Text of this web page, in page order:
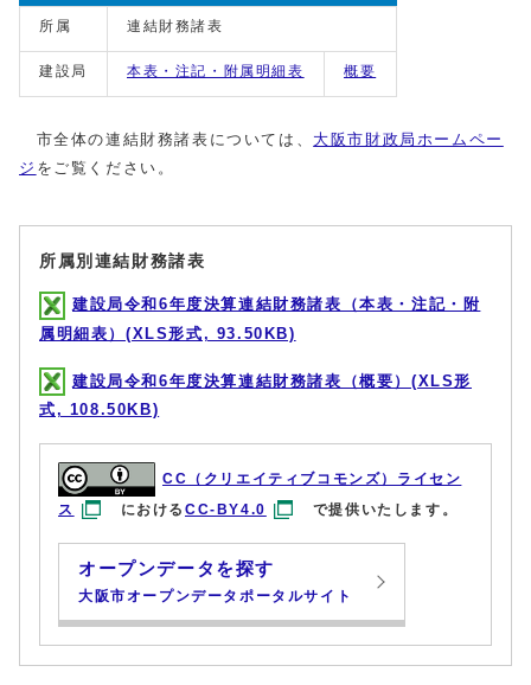
所属 連結財務諸表
建設局 本表・注記・附属明細表 概要
市全体の連結財務諸表については、 大阪市財政局ホームペー
ジ をご覧ください。
所属別連結財務諸表
建設局令和6年度決算連結財務諸表（本表・注記・附
属明細表）(XLS形式, 93.50KB)
建設局令和6年度決算連結財務諸表（概要）(XLS形
式, 108.50KB)
CC（クリエイティブコモンズ）ライセン
ス
におけるCC-BY4.0 で提供いたします。
オープンデータを探す
大阪市オープンデータポータルサイト